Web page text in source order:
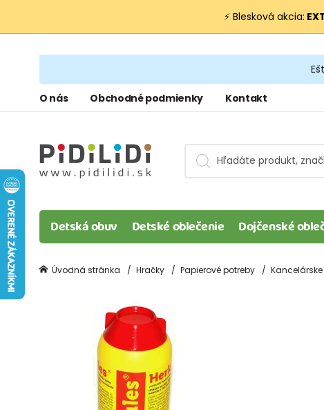
⚡ Blesková akcia:
O nás Obchodné podmienky Kontakt
Detská obuv Detské oblečenie Dojčenské
Úvodná stránka Hračky Papierové potreby